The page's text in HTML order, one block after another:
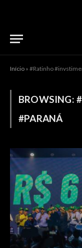
Início » #Ratinho
BROWSING:
#PARANÁ